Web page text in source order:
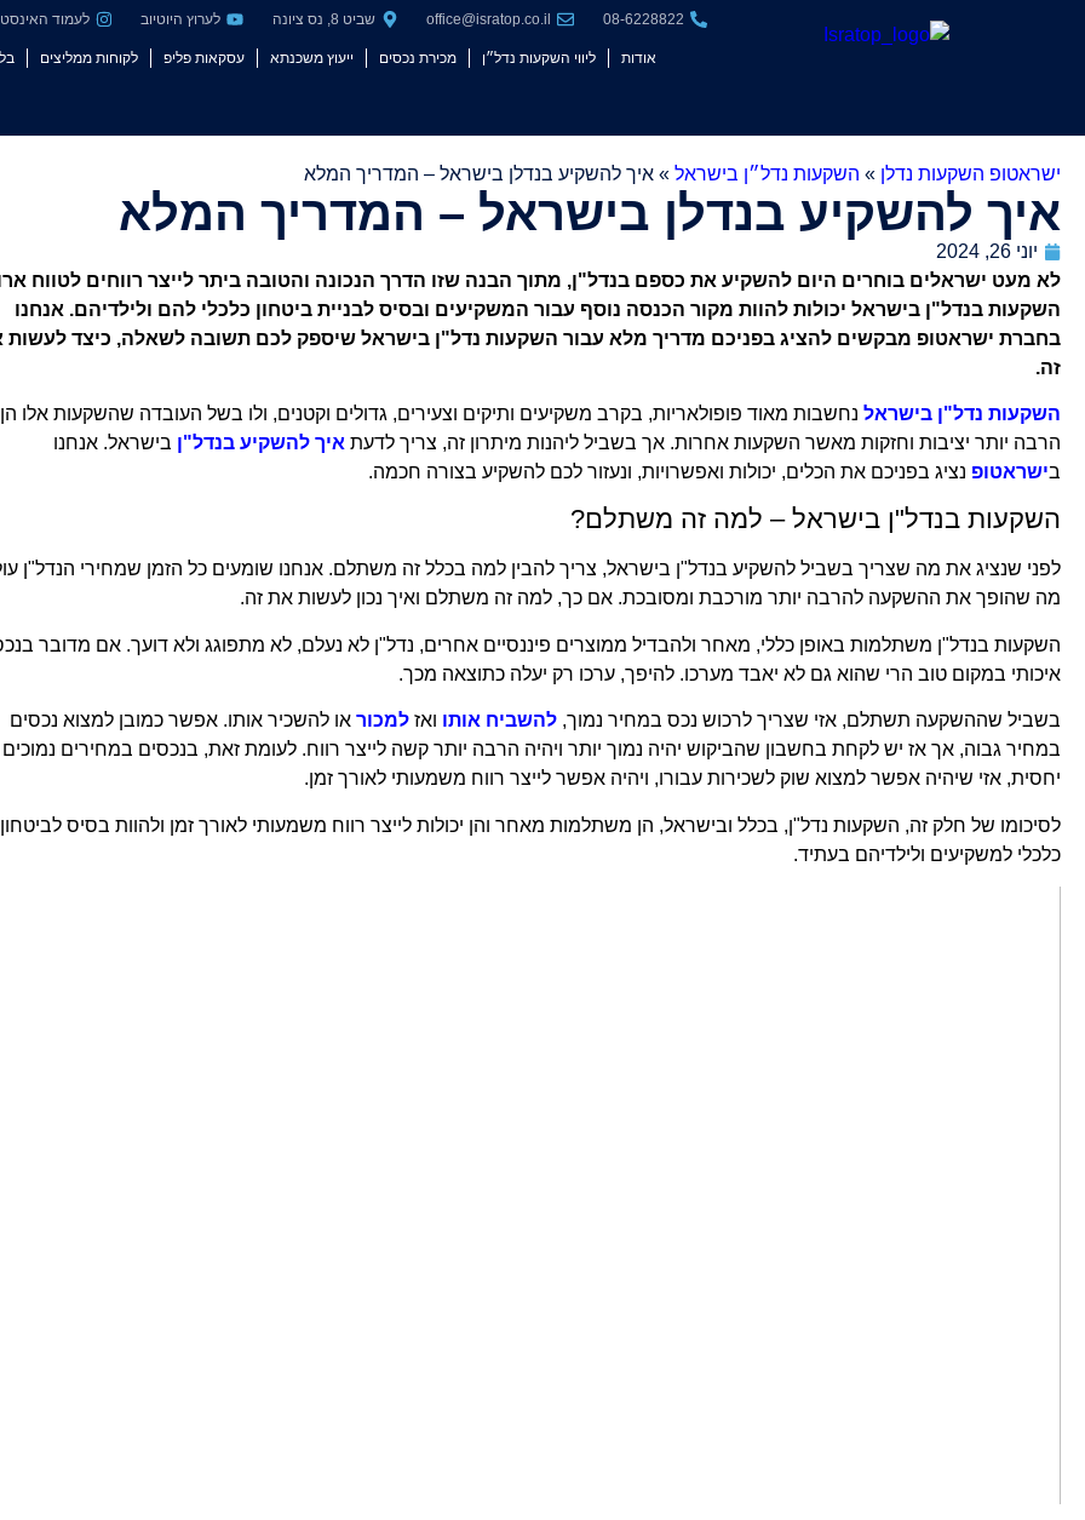
בִּקְלִיק
הַמְּסַיַּעַת
לִנְגִישׁוּת
הָאֲתָר.
לְחַץ
Control-
לְהַתְאָמַת
הָאֲתָר
לְעִוְורִים
הַמִּשְׁתַּמְּשִׁים
קוֹרֵא־מָסָךְ;
לְחַץ
F10
לִפְתִיחַת
תַּפְרִיט
נְגִישׁוּת.
08-6228822
office@isratop.co.il שביט 8, נס ציונה לערוץ היוטיוב לעמוד
אודות ליווי השקעות נדל״ן מכירת נכסים ייעוץ משכנתא עסקאות פליפ לקוחות ממליצים
ישראטופ השקעות נדלן » השקעות נדל״ן בישראל » איך להשקיע בנדלן בישראל – המדריך המלא
איך להשקיע בנדלן בישראל – המדריך המלא
יוני 26, 2024
לא מעט ישראלים בוחרים היום להשקיע את כספם בנדל"ן, מתוך הבנה שזו הדרך הנכונה והטובה ביתר לייצר רווחים לטווח
השקעות בנדל"ן בישראל יכולות להוות מקור הכנסה נוסף עבור המשקיעים ובסיס לבניית ביטחון כלכלי להם ולילדיהם. אנחנו
בחברת ישראטופ מבקשים להציג בפניכם מדריך מלא עבור השקעות נדל"ן בישראל שיספק לכם תשובה לשאלה, כיצד לעשות
זה.
השקעות נדל"ן בישראל נחשבות מאוד פופולאריות, בקרב משקיעים ותיקים וצעירים, גדולים וקטנים, ולו בשל העובדה שהשקעות אלו הן
הרבה יותר יציבות וחזקות מאשר השקעות אחרות. אך בשביל ליהנות מיתרון זה, צריך לדעת איך להשקיע בנדל"ן בישראל. אנחנו
בישראטופ נציג בפניכם את הכלים, יכולות ואפשרויות, ונעזור לכם להשקיע בצורה חכמה.
השקעות בנדל"ן בישראל – למה זה משתלם?
לפני שנציג את מה שצריך בשביל להשקיע בנדל"ן בישראל, צריך להבין למה בכלל זה משתלם. אנחנו שומעים כל הזמן שמחירי הנדל"ן
מה שהופך את ההשקעה להרבה יותר מורכבת ומסובכת. אם כך, למה זה משתלם ואיך נכון לעשות את זה.
השקעות בנדל"ן משתלמות באופן כללי, מאחר ולהבדיל ממוצרים פיננסיים אחרים, נדל"ן לא נעלם, לא מתפוגג ולא דועך. אם מדובר
איכותי במקום טוב הרי שהוא גם לא יאבד מערכו. להיפך, ערכו רק יעלה כתוצאה מכך.
בשביל שההשקעה תשתלם, אזי שצריך לרכוש נכס במחיר נמוך, להשביח אותו ואז למכור או להשכיר אותו. אפשר כמובן למצוא נכסים
במחיר גבוה, אך אז יש לקחת בחשבון שהביקוש יהיה נמוך יותר ויהיה הרבה יותר קשה לייצר רווח. לעומת זאת, בנכסים במחירים נמוכים
יחסית, אזי שיהיה אפשר למצוא שוק לשכירות עבורו, ויהיה אפשר לייצר רווח משמעותי לאורך זמן.
לסיכומו של חלק זה, השקעות נדל"ן, בכלל ובישראל, הן משתלמות מאחר והן יכולות לייצר רווח משמעותי לאורך זמן ולהוות בסיס לביטחון
כלכלי למשקיעים ולילדיהם בעתיד.